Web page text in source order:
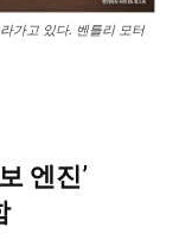
가고 있다. 벤틀리 모터
엔진’